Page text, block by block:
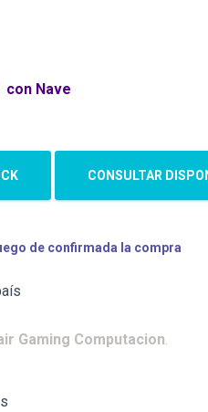
con Nave
CONSULTAR
de confirmada la compra
Gaming Computacion.